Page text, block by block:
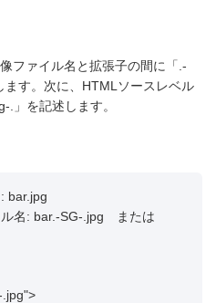
ファイル名と拡張子の間に「.-
す。次に、HTMLソースレベル
.」を記述します。
bar.jpg
ル名: bar.-SG-.jpg または